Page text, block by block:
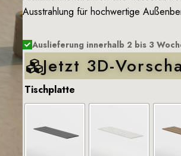
Ausstrahlung für hochwertige
Auslieferung innerhalb 2 bis 3
Jetzt 3D-
Tischplatte